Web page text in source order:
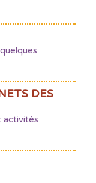
DES
activités